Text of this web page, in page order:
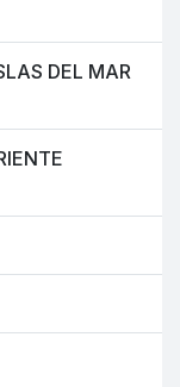
DEL MAR